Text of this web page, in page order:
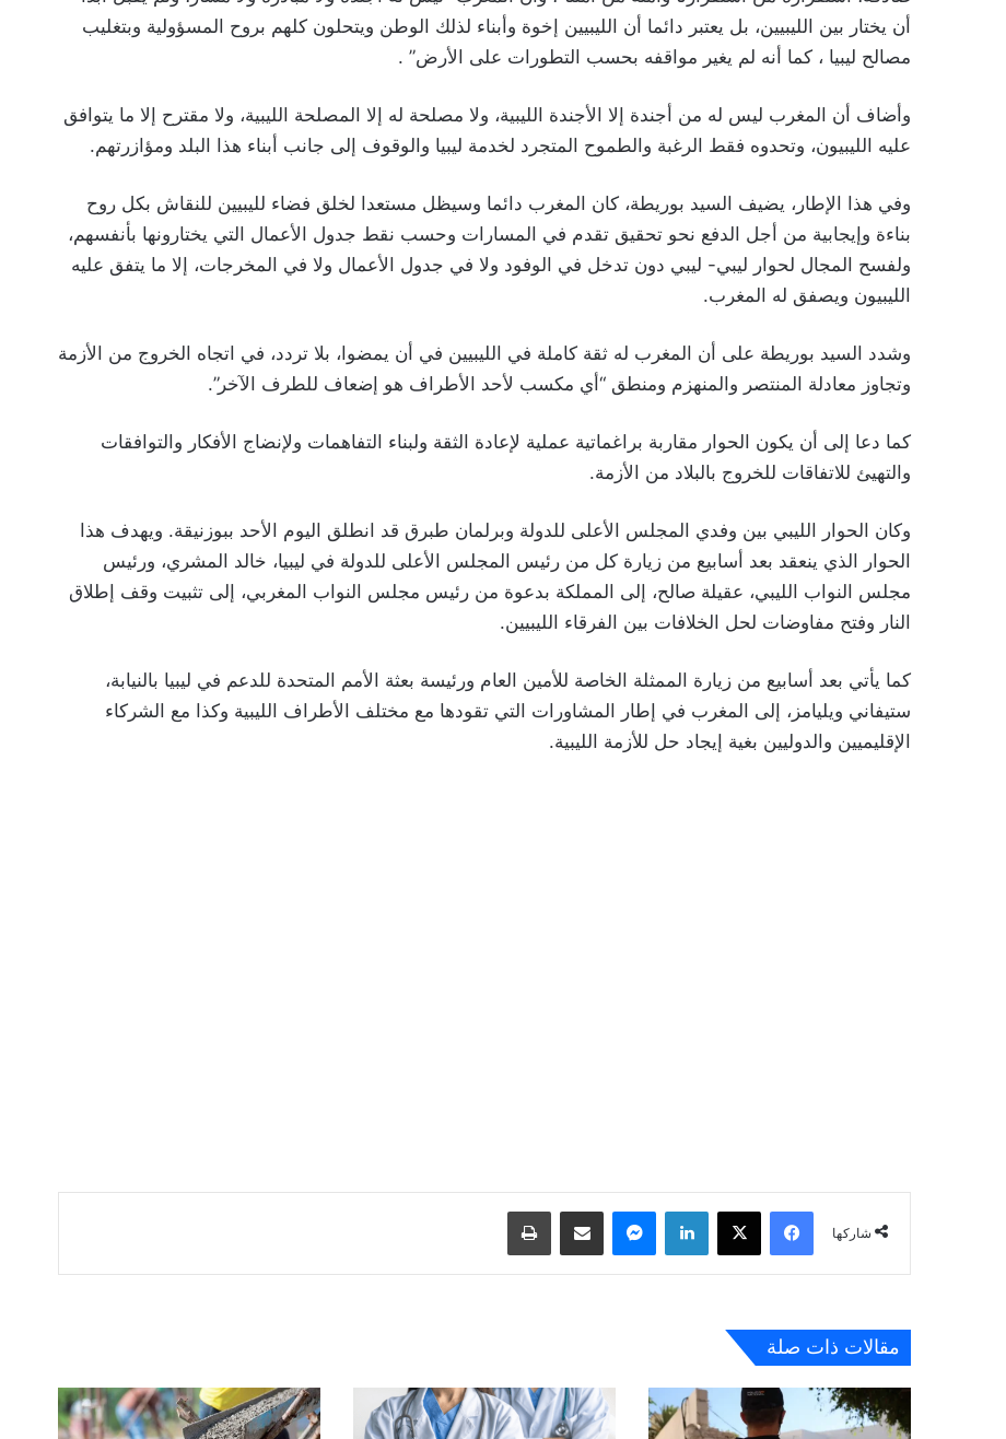
أن يختار بين الليبيين، بل يعتبر دائما أن الليبيين إخوة وأبناء لذلك الوطن ويتحلون كلهم بروح المسؤولية وبتغليب
مصالح ليبيا ، كما أنه لم يغير مواقفه بحسب التطورات على الأرض” .
وأضاف أن المغرب ليس له من أجندة إلا الأجندة الليبية، ولا مصلحة له إلا المصلحة الليبية، ولا مقترح إلا ما يتوافق
عليه الليبيون، وتحدوه فقط الرغبة والطموح المتجرد لخدمة ليبيا والوقوف إلى جانب أبناء هذا البلد ومؤازرتهم.
وفي هذا الإطار، يضيف السيد بوريطة، كان المغرب دائما وسيظل مستعدا لخلق فضاء لليبيين للنقاش بكل روح
بناءة وإيجابية من أجل الدفع نحو تحقيق تقدم في المسارات وحسب نقط جدول الأعمال التي يختارونها بأنفسهم،
ولفسح المجال لحوار ليبي- ليبي دون تدخل في الوفود ولا في جدول الأعمال ولا في المخرجات، إلا ما يتفق عليه
الليبيون ويصفق له المغرب.
وشدد السيد بوريطة على أن المغرب له ثقة كاملة في الليبيين في أن يمضوا، بلا تردد، في اتجاه الخروج من الأزمة
وتجاوز معادلة المنتصر والمنهزم ومنطق “أي مكسب لأحد الأطراف هو إضعاف للطرف الآخر”.
كما دعا إلى أن يكون الحوار مقاربة براغماتية عملية لإعادة الثقة ولبناء التفاهمات ولإنضاج الأفكار والتوافقات
والتهيئ للاتفاقات للخروج بالبلاد من الأزمة.
وكان الحوار الليبي بين وفدي المجلس الأعلى للدولة وبرلمان طبرق قد انطلق اليوم الأحد ببوزنيقة. ويهدف هذا
الحوار الذي ينعقد بعد أسابيع من زيارة كل من رئيس المجلس الأعلى للدولة في ليبيا، خالد المشري، ورئيس
مجلس النواب الليبي، عقيلة صالح، إلى المملكة بدعوة من رئيس مجلس النواب المغربي، إلى تثبيت وقف إطلاق
النار وفتح مفاوضات لحل الخلافات بين الفرقاء الليبيين.
كما يأتي بعد أسابيع من زيارة الممثلة الخاصة للأمين العام ورئيسة بعثة الأمم المتحدة للدعم في ليبيا بالنيابة،
ستيفاني ويليامز، إلى المغرب في إطار المشاورات التي تقودها مع مختلف الأطراف الليبية وكذا مع الشركاء
الإقليميين والدوليين بغية إيجاد حل للأزمة الليبية.
شاركها
فيسبوك لينكدإن
مقالات ذات صلة